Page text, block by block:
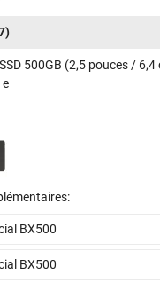
500GB (2,5 pouces /
BX500
BX500